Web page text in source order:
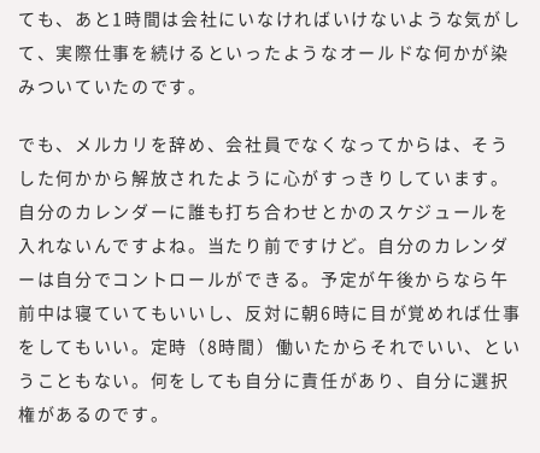
ても、あと1時間は会社にいなければいけないような気がし
て、実際仕事を続けるといったようなオールドな何かが染
みついていたのです。
でも、メルカリを辞め、会社員でなくなってからは、そう
した何かから解放されたように心がすっきりしています。
自分のカレンダーに誰も打ち合わせとかのスケジュールを
入れないんですよね。当たり前ですけど。自分のカレンダ
ーは自分でコントロールができる。予定が午後からなら午
前中は寝ていてもいいし、反対に朝6時に目が覚めれば仕事
をしてもいい。定時（8時間）働いたからそれでいい、とい
うこともない。何をしても自分に責任があり、自分に選択
権があるのです。